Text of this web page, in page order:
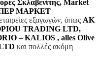
Σκλαβενίτης, Market
ΜΑΡΚΕΤ
εξαγωγών, όπως AK
TRADING LTD,
– KALIOS , alles Olive
και πολλές ακόμη